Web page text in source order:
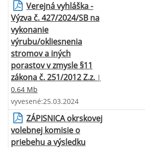
Verejná vyhláška -
Výzva č. 427/2024/SB na
vykonanie
výrubu/okliesnenia
stromov a iných
porastov v zmysle §11
zákona č. 251/2012 Z.z. |
0.64 Mb
vyvesené:25.03.2024
ZÁPISNICA okrskovej
volebnej komisie o
priebehu a výsledku